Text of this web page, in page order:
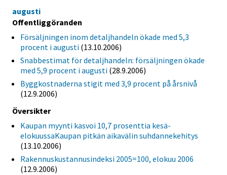
augusti
Offentliggöranden
Försäljningen inom detaljhandeln ökade med 5,3
procent i augusti (13.10.2006)
Snabbestimat för detaljhandeln: försäljningen ökade
med 5,9 procent i augusti (28.9.2006)
Byggkostnaderna stigit med 3,9 procent på årsnivå
(12.9.2006)
Översikter
Kaupan myynti kasvoi 10,7 prosenttia kesä-
elokuussaKaupan pitkän aikavälin suhdannekehitys
(13.10.2006)
Rakennuskustannusindeksi 2005=100, elokuu 2006
(12.9.2006)